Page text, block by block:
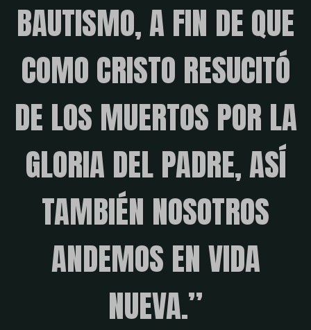
BAUTISMO, A FIN DE QUE
COMO CRISTO RESUCITÓ
DE LOS MUERTOS POR LA
GLORIA DEL PADRE, ASÍ
TAMBIÉN NOSOTROS
ANDEMOS EN VIDA
NUEVA.”